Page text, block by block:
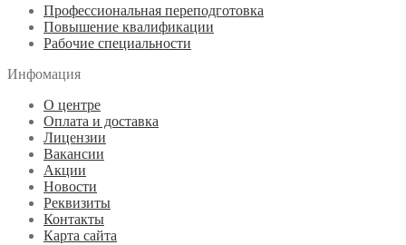
Профессиональная переподготовка
Повышение квалификации
Рабочие специальности
Инфомация
О центре
Оплата и доставка
Лицензии
Вакансии
Акции
Новости
Реквизиты
Контакты
Карта сайта